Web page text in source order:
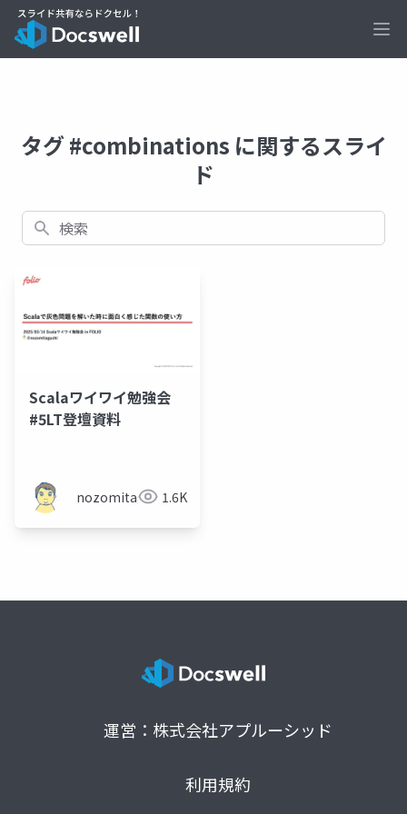
タグ #combinations に関するスライ
ド
検索
Scalaワイワイ勉強会
#5LT登壇資料
nozomitaguchi1.6K
運営：株式会社アプルーシッド
利用規約